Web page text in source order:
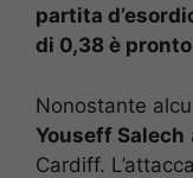
partita
di 0,38 è
Nonostante
Youseff Salech
Cardiff.